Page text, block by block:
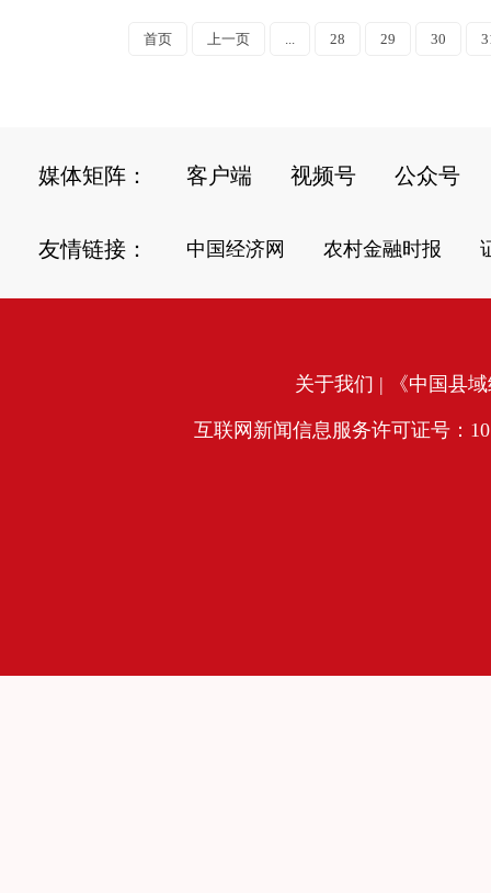
首页 上一页 ... 28 29 30
媒体矩阵： 客户端 视频号 公众号
友情链接： 中国经济网 农村金融时报
关于我们 | 《中国县
互联网新闻信息服务许可证号：